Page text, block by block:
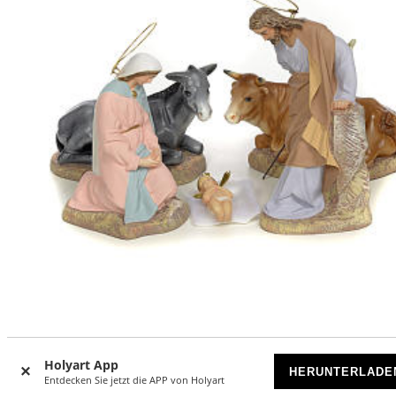
Holyart App
Entdecken Sie jetzt die APP von Holyart
AUF BESTELLUNG